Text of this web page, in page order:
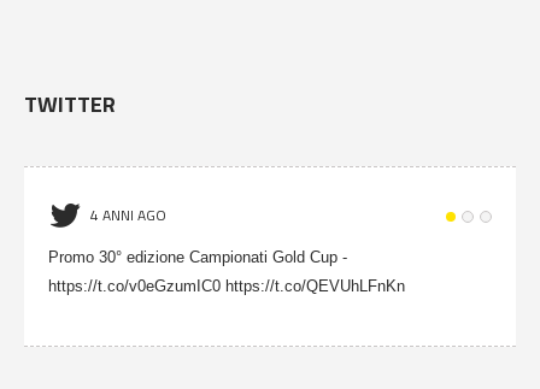
TWITTER
4 ANNI AGO
Promo 30° edizione Campionati Gold Cup -
https://t.co/v0eGzumIC0 https://t.co/QEVUhLFnKn